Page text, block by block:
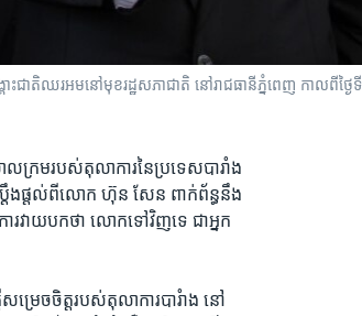
ឈរ​អម​នៅ​មុខ​​រដ្ឋសភាជាតិ​ នៅ​​រាជធានី​ភ្នំពេញ​ កាល​ពី​ថ្ងៃ​ទី​៩​
ក្រម​របស់​តុលាការ​នៃ​ប្រទេស​បារាំង​
តឹង​ផ្តល់​ពី​លោក​ ហ៊ុន សែន​ ពាក់​ព័ន្ធ​នឹង​
វាយ​បក​ថា លោក​ទៅ​វិញ​ទេ​ ជា​អ្នក​
សម្រេច​ចិត្ត​របស់​តុលាការ​បារំាង នៅ​